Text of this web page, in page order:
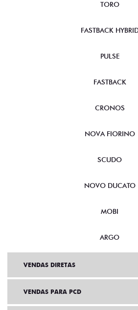
TORO
FASTBACK
PULSE
FASTBACK
CRONOS
NOVA FIORINO
SCUDO
NOVO DUCATO
MOBI
ARGO
VENDAS DIRETAS
VENDAS PARA PCD